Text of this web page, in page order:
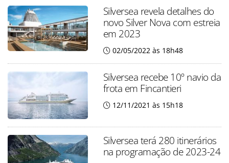
Silversea revela detalhes do
novo Silver Nova com estreia
em 2023
02/05/2022 às 18h48
Silversea recebe 10º navio da
frota em Fincantieri
12/11/2021 às 15h18
Silversea terá 280 itinerários
na programação de 2023-24